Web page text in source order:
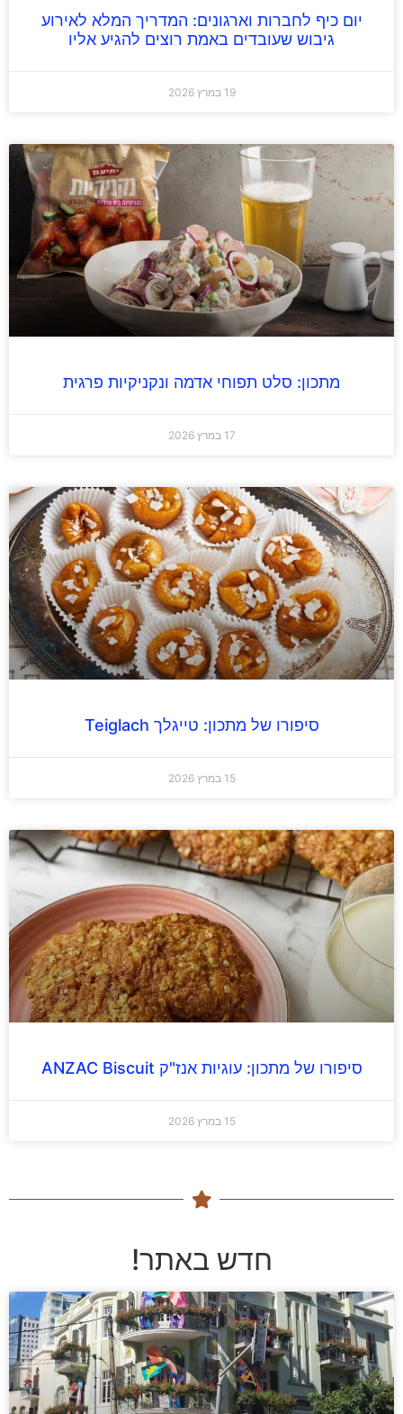
יום כיף לחברות וארגונים: המדריך המלא לאירוע
גיבוש שעובדים באמת רוצים להגיע אליו
מתכון: סלט תפוחי אדמה ונקניקיות פרגית
סיפורו של מתכון: טייגלך Teiglach
סיפורו של מתכון: עוגיות אנז"ק ANZAC Biscuit
חדש באתר!